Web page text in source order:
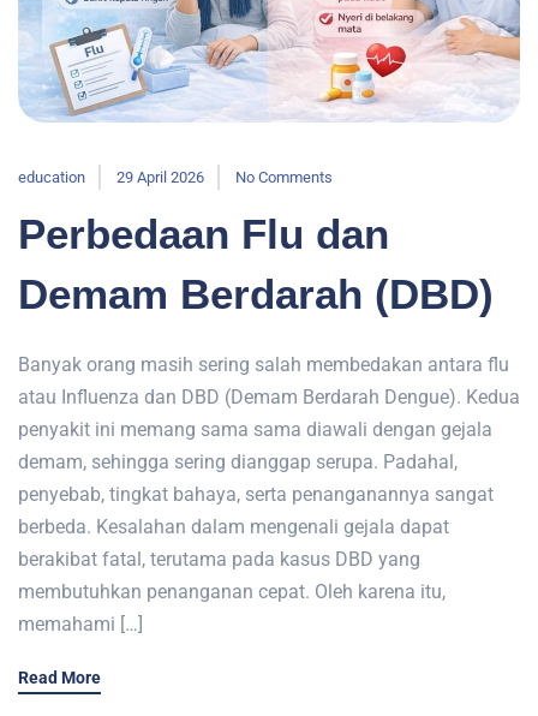
education 29 April 2026 No Comments
Perbedaan Flu dan
Demam Berdarah (DBD)
Banyak orang masih sering salah membedakan antara flu
atau Influenza dan DBD (Demam Berdarah Dengue). Kedua
penyakit ini memang sama sama diawali dengan gejala
demam, sehingga sering dianggap serupa. Padahal,
penyebab, tingkat bahaya, serta penanganannya sangat
berbeda. Kesalahan dalam mengenali gejala dapat
berakibat fatal, terutama pada kasus DBD yang
membutuhkan penanganan cepat. Oleh karena itu,
memahami […]
Read More